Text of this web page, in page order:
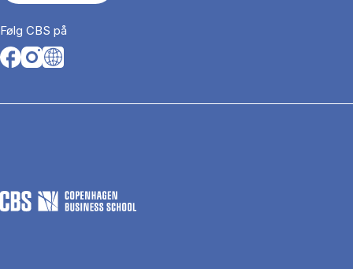
Følg CBS på
Opens in a new tab
Opens in a new tab
Opens in a new tab